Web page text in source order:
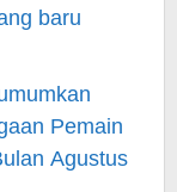
baru
Pemain
Agustus